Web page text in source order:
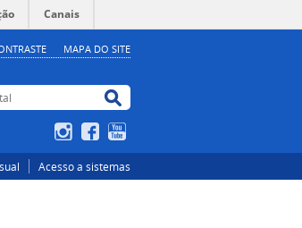
Canais
MAPA DO SITE
Buscar no portal
InstagramFacebook
Acesso a sistemas